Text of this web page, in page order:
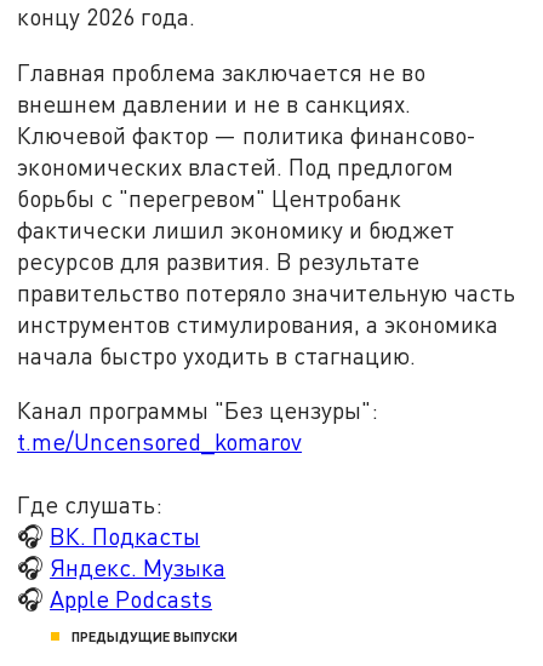
концу 2026 года.
Главная проблема заключается не во
внешнем давлении и не в санкциях.
Ключевой фактор — политика финансово-
экономических властей. Под предлогом
борьбы с "перегревом" Центробанк
фактически лишил экономику и бюджет
ресурсов для развития. В результате
правительство потеряло значительную часть
инструментов стимулирования, а экономика
начала быстро уходить в стагнацию.
Канал программы "Без цензуры":
t.me/Uncensored_komarov
Где слушать:
🎧 ВК. Подкасты
🎧 Яндекс. Музыка
🎧Apple Podcasts
ПРЕДЫДУЩИЕ ВЫПУСКИ